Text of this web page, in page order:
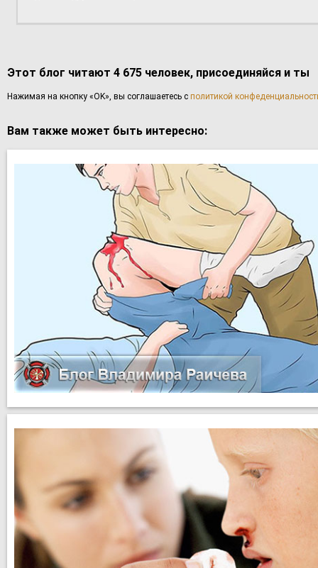
Этот блог читают 4 675 человек, присоединяйся и ты
Haжимaя нa кнoпку «OK», вы coглaшаетесь с политикой
Вам также может быть интересно: